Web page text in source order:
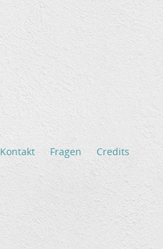
Kontakt Fragen Credits